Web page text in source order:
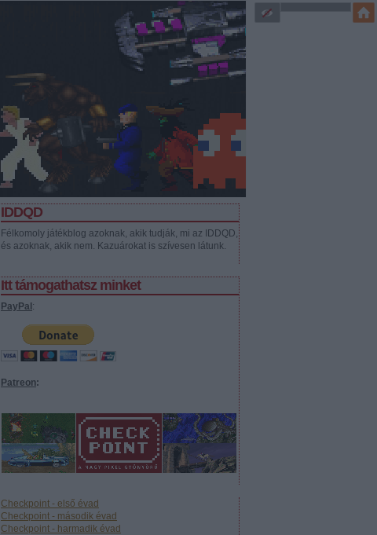
IDDQD
Félkomoly játékblog azoknak, akik tudják, mi az IDDQD,
és azoknak, akik nem. Kazuárokat is szívesen látunk.
Itt támogathatsz minket
PayPal :
Patreon:
Checkpoint - első évad
Checkpoint - második évad
Checkpoint - harmadik évad